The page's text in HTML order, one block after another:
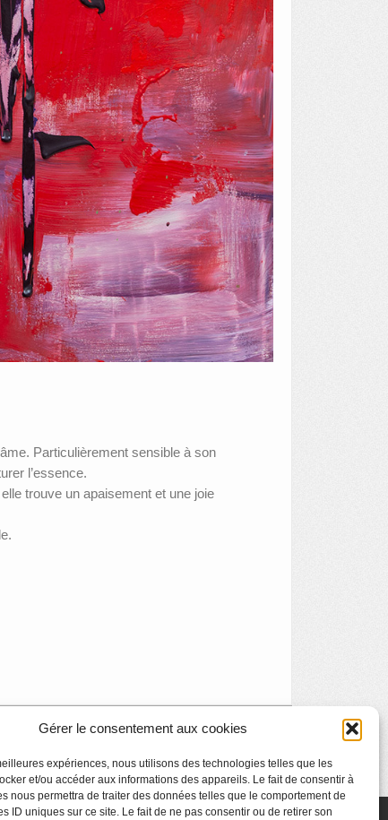
Gérer le consentement aux cookies
expériences, nous utilisons des technologies telles que les
et/ou accéder aux informations des appareils. Le fait de consentir à
nous permettra de traiter des données telles que le comportement de
ID uniques sur ce site. Le fait de ne pas consentir ou de retirer son
Particulièrement sensible à son
l’essence.
trouve un apaisement et une joie